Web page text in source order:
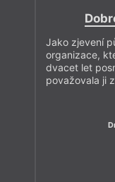
Jako zjevení
organizace,
dvacet let
považovala ji